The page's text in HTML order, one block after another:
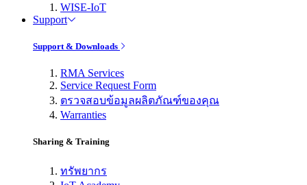
WISE-IoT
Support
Support & Downloads
RMA Services
Service Request Form
ตรวจสอบข้อมูลผลิตภัณฑ์ของคุณ
Warranties
Sharing & Training
ทรัพยากร